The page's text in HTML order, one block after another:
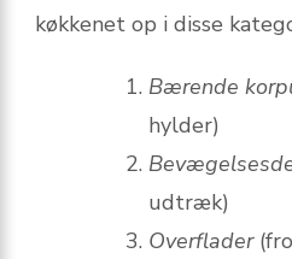
køkkenet op i disse
Bærende
hylder)
udtræk)
Overflader